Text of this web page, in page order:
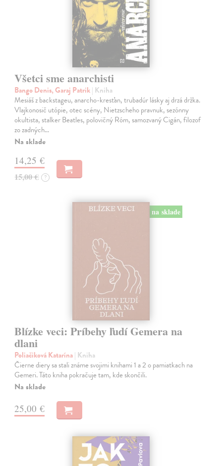
Všetci sme anarchisti
Bango Denis, Garaj Patrik| Kniha
Mesiáš z backstageu, anarcho-kresťan, trubadúr lásky aj drzá držka.
Vlajkonosič utópie, otec scény, Nietzscheho pravnuk, sezónny
okultista, stalker Beatles, polovičný Róm, samozvaný Cigán, filozof
zo zadných…
Na sklade
14,25 €
15,00 € ?
na sklade
Blízke veci: Príbehy ľudí Gemera na
dlani
Poliačiková Katarína| Kniha
Čierne diery sa stali známe svojimi knihami 1 a 2 o pamiatkach na
Gemeri. Táto kniha pokračuje tam, kde skončili.
Na sklade
25,00 €